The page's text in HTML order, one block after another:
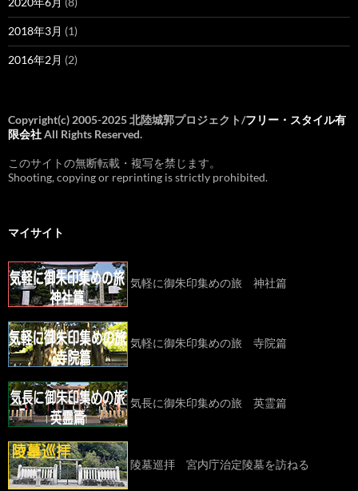
2018年3月 (1)
2016年2月 (2)
Copyright(c) 2005-2025 北陸城郭プロジェクト/フリー・スタイル有
限会社All Rights Reserved.
このサイトの無断転載・複写を禁じます。
Shooting, copying or reprinting is strictly prohibited.
マイサイト
気軽に御朱印集めの旅 神社篇
気軽に御朱印集めの旅 寺院篇
気長に御朱印集めの旅 英霊篇
陵墓巡拝 宮内庁治定陵墓を訪ねる